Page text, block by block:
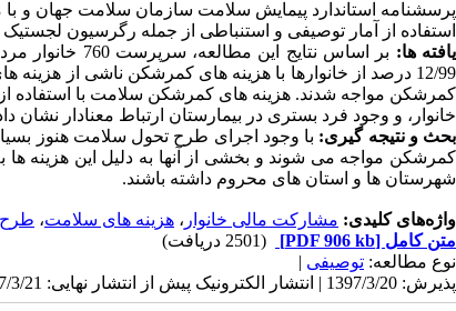
استفاده از آمار توصیفی و استنباطی از جمله رگرسیون
یافته ها:
12/99 درصد از خانوارها با هزینه های کمرشکن ناشی از
کمرشکن مواجه شدند. هزینه های کمرشکن سلامت با استفاده از
خانوار، و وجود فرد بستری در بیمارستان ارتباط معنادار نشان
بحث و نتیجه گیری: با وجود اجرای طرح تحول سلامت هنوز
کمرشکن مواجه می شوند و بخشی از آنها به دلیل این هزینه
شهرستان ها و استان های محروم داشته باشند.
واژه‌های کلیدی: مشارکت مالی خانوار ، هزینه های سلامت،
متن کامل [PDF 906 kb]
(2501 دریافت)
نوع مطالعه: توصیفی |
پذیرش: 1397/3/20 | انتشار الکترونیک پیش از انتشار نهایی: 1397/3/21 | انتشار: 1397/2/25